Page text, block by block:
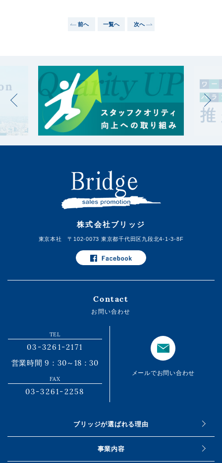
前へ 一覧へ 次へ
株式会社ブリッジ
東京本社 〒102-0073 東京都千代田区九段北4-1-3-8F
Contact
お問い合わせ
TEL
03-3261-2171
営業時間 9：30～18：30
FAX
03-3261-2258
メールでお問い合わせ
ブリッジが選ばれる理由
事業内容